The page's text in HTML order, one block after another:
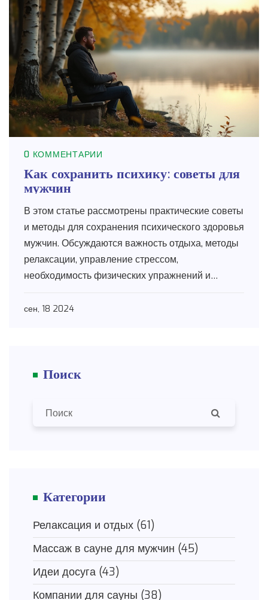
0 КОММЕНТАРИИ
Как сохранить психику: советы для
мужчин
В этом статье рассмотрены практические советы
и методы для сохранения психического здоровья
мужчин. Обсуждаются важность отдыха, методы
релаксации, управление стрессом,
необходимость физических упражнений и
Включены полезные и интересные факты,
сен, 18 2024
Поиск
Категории
Релаксация и отдых (61)
Массаж в сауне для мужчин (45)
Идеи досуга (43)
Компании для сауны (38)